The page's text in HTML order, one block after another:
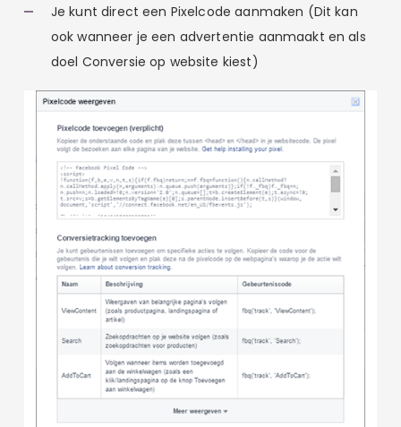
Je kunt direct een Pixelcode aanmaken (Dit kan
ook wanneer je een advertentie aanmaakt en als
doel Conversie op website kiest)